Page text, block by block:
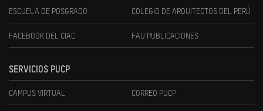
ESCUELA DE POSGRADO COLEGIO DE ARQUITECTOS DEL PERÚ
FACEBOOK DEL CIAC FAU PUBLICACIONES
SERVICIOS PUCP
CAMPUS VIRTUAL CORREO PUCP